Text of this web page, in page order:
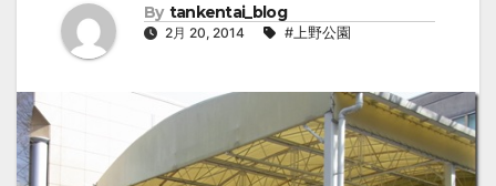
By tankentai_blog
2月 20, 2014 #上野公園